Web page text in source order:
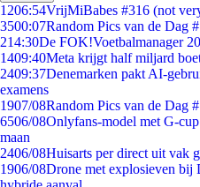
1206:54VrijMiBabes #316 (not
3500:07Random Pics van de Dag
214:30De FOK!Voetbalmanager
1409:40Meta krijgt half miljard
2409:37Denemarken pakt AI-
examens
1907/08Random Pics van de Dag
6506/08Onlyfans-model met G-
maan
2406/08Huisarts per direct uit vak
1906/08Drone met explosieven bij